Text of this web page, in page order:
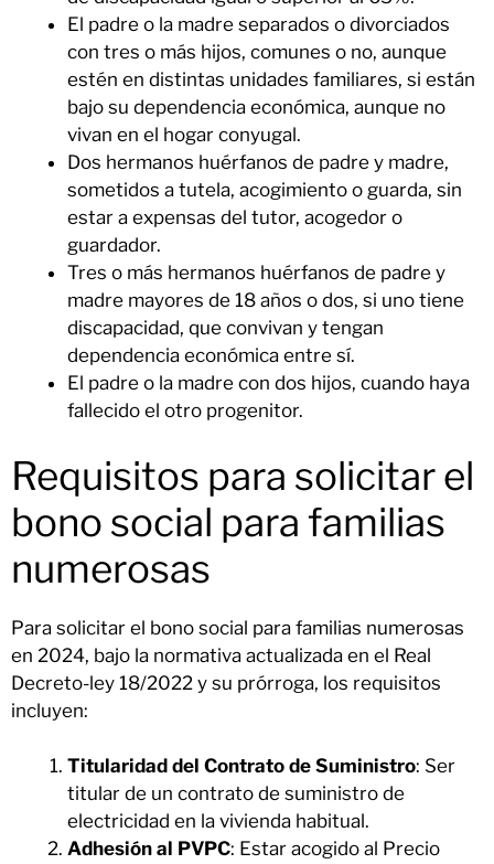
El padre o la madre separados o divorciados
con tres o más hijos, comunes o no, aunque
estén en distintas unidades familiares, si están
bajo su dependencia económica, aunque no
vivan en el hogar conyugal.
Dos hermanos huérfanos de padre y madre,
sometidos a tutela, acogimiento o guarda, sin
estar a expensas del tutor, acogedor o
guardador.
Tres o más hermanos huérfanos de padre y
madre mayores de 18 años o dos, si uno tiene
discapacidad, que convivan y tengan
dependencia económica entre sí.
El padre o la madre con dos hijos, cuando haya
fallecido el otro progenitor.
Requisitos para solicitar el
bono social para familias
numerosas
Para solicitar el bono social para familias numerosas
en 2024, bajo la normativa actualizada en el Real
Decreto-ley 18/2022 y su prórroga, los requisitos
incluyen:
Titularidad del Contrato de Suministro: Ser
titular de un contrato de suministro de
electricidad en la vivienda habitual.
Adhesión al PVPC: Estar acogido al Precio